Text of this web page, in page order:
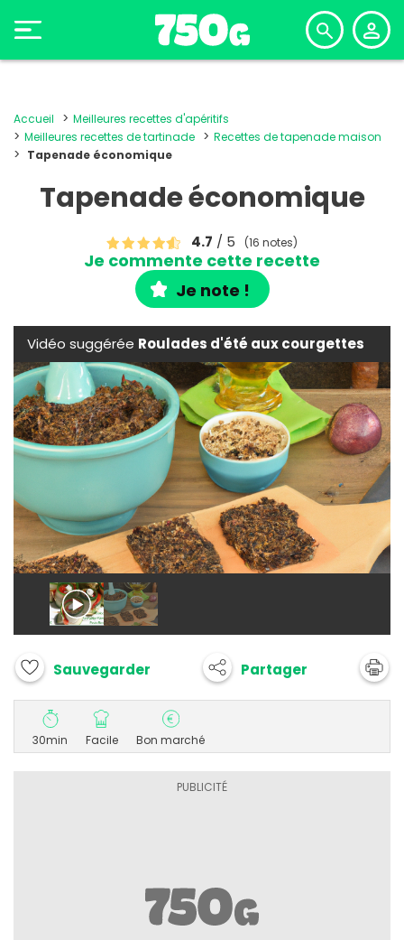
Accueil
Meilleures recettes d'apéritifs
Meilleures recettes de tartinade
Recettes de tapenade maison
Tapenade économique
Tapenade économique
4.7 / 5 (16 notes)
Je commente cette recette
Je note !
Vidéo suggérée Roulades d'été aux courgettes
Sauvegarder Partager
30min Facile Bon marché